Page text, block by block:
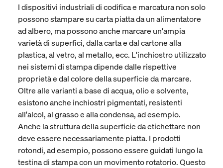
I dispositivi industriali di codifica e marcatura non solo
possono stampare su carta piatta da un alimentatore
ad albero, ma possono anche marcare un'ampia
varietà di superfici, dalla carta e dal cartone alla
plastica, al vetro, al metallo, ecc. L'inchiostro utilizzato
nei sistemi di stampa dipende dalle rispettive
proprietà e dal colore della superficie da marcare.
Oltre alle varianti a base di acqua, olio e solvente,
esistono anche inchiostri pigmentati, resistenti
all'alcol, al grasso e alla condensa, ad esempio.
Anche la struttura della superficie da etichettare non
deve essere necessariamente piatta. I prodotti
rotondi, ad esempio, possono essere guidati lungo la
testina di stampa con un movimento rotatorio. Questo